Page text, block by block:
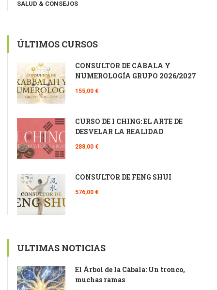
SALUD & CONSEJOS
ÚLTIMOS CURSOS
CONSULTOR DE CÁBALA Y
NUMEROLOGÍA GRUPO 2026/2027
155,00 €
CURSO DE I CHING: EL ARTE DE
DESVELAR LA REALIDAD
288,00 €
CONSULTOR DE FENG SHUI
576,00 €
ULTIMAS NOTICIAS
El Árbol de la Cábala: Un tronco,
muchas ramas